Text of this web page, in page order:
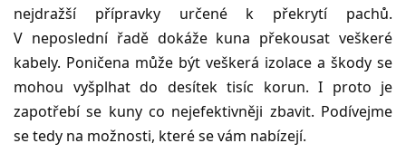
nejdražší přípravky určené k překrytí pachů.
V neposlední řadě dokáže kuna překousat veškeré
kabely. Poničena může být veškerá izolace a škody se
mohou vyšplhat do desítek tisíc korun. I proto je
zapotřebí se kuny co nejefektivněji zbavit. Podívejme
se tedy na možnosti, které se vám nabízejí.